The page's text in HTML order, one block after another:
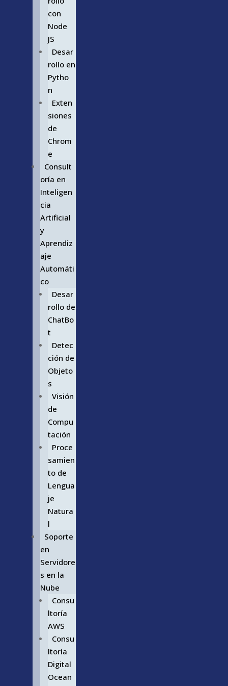
con
Node
JS
Desar
rollo en
Pytho
n
Exten
siones
de
Chrom
e
Consult
oría en
Inteligen
cia
Artificial
y
Aprendiz
aje
Automáti
co
Desar
rollo de
ChatBo
t
Detec
ción de
Objeto
s
Visión
de
Compu
tación
Proce
samien
to de
Lengua
je
Natura
l
Soporte
en
Servidore
s en la
Nube
Consu
ltoría
AWS
Consu
ltoría
Digital
Ocean